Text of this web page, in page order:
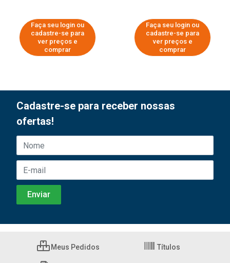
Faça seu login ou
cadastre-se para
ver preços e
comprar
Faça seu login ou
cadastre-se para
ver preços e
comprar
Cadastre-se para receber nossas
ofertas!
Meus Pedidos Títulos